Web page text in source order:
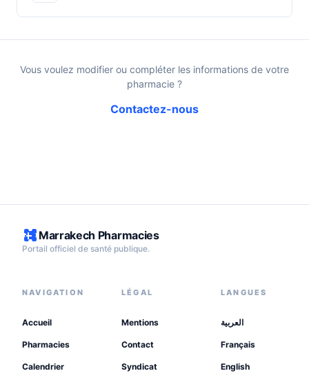
Vous voulez modifier ou compléter les informations de votre
pharmacie ?
Contactez-nous
Marrakech Pharmacies
Portail officiel de santé publique.
NAVIGATION
Accueil
Pharmacies
Calendrier
LÉGAL
Mentions
Contact
Syndicat
LANGUES
العربية
Français
English